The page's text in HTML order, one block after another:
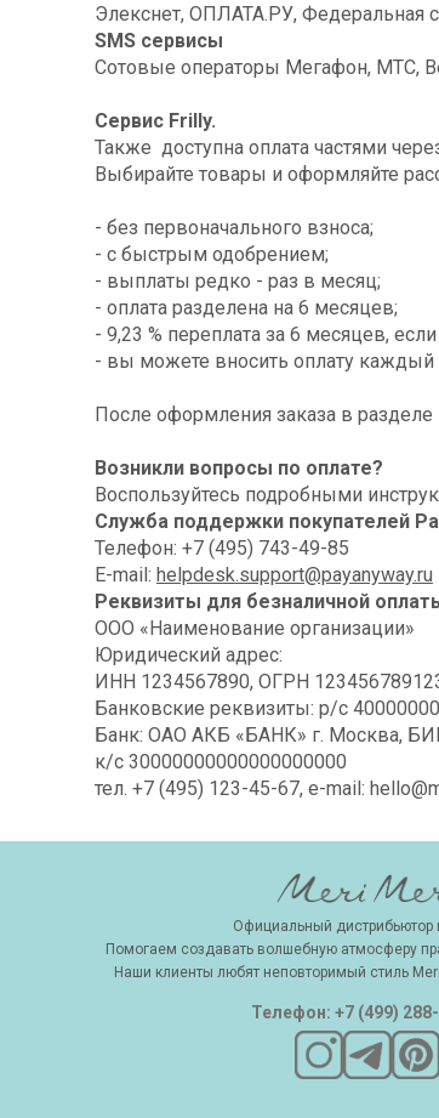
Элекснет, ОПЛАТА.РУ, Федеральная
SMS сервисы
Сотовые операторы Мегафон, МТС,
Сервис Frilly.
Также доступна оплата частями
Выбирайте товары и оформляйте
- без первоначального взноса;
- с быстрым одобрением;
- выплаты редко - раз в месяц;
- оплата разделена на 6 месяцев;
- 9,23 % переплата за 6 месяцев,
- вы можете вносить оплату каждый
После оформления заказа в
Возникли вопросы по оплате?
Воспользуйтесь подробными
Служба поддержки покупателей
Телефон: +7 (495) 743-49-85
E-mail: helpdesk.support@payanyway.ru
Реквизиты для безналичной
ООО «Наименование организации»
Юридический адрес:
ИНН 1234567890, ОГРН
Банковские реквизиты: р/с
Банк: ОАО АКБ «БАНК» г. Москва,
к/с 30000000000000000000
тел. +7 (495) 123-45-67, e-mail:
Официальный дистрибьютор
Помогаем создавать волшебную атмосферу
Наши клиенты любят неповторимый стиль Meri
Телефон: +7 (499)